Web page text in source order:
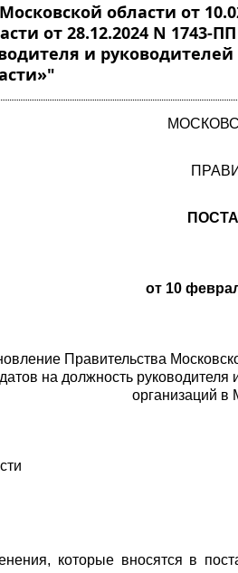
области от
от 28.12.2024 N
и
от 10
Правительства
на должность
организаций в
которые вносятся в